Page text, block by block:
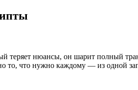
теряет нюансы, он шарит полный
то, что нужно каждому — из одной